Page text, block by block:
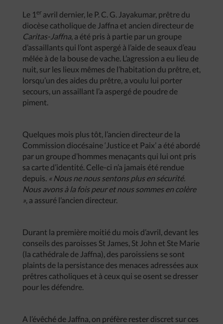
Le 1 er avril dernier, le P. C. G. Jayakumar, prêtre du
diocèse catholique de Jaffna et ancien directeur de
Caritas-Jaffna, a été pris à partie par un groupe
d’assaillants qui l’ont aspergé à l’aide de seaux d’eau
mêlée à de la bouse de vache. L’agression a eu lieu de
nuit, sur les lieux mêmes de l’habitation du prêtre, et,
lorsqu’un des aides du prêtre, a voulu lui porter
secours, un assaillant l’a aspergé de poudre de
piment.
Quelques mois plus tôt, l’ancien directeur de la
Commission diocésaine ‘Justice et Paix’ a été abordé
par un groupe d’hommes menaçants qui lui ont pris
sa carte d’identité. Celle-ci n’a jamais été rendue
depuis. « Nous ne nous sentons plus en sécurité.
Nous avons à la fois peur et nous sommes en colère
», a assuré l’ancien directeur.
Durant la première moitié du mois d’avril, devant les
conseils des paroisses St James, St John et Ste Marie
(la cathédrale de Jaffna), des paroissiens se sont
plaints de la persistance des menaces adressées aux
prêtres catholiques et à ceux qui se osent se dresser
pour les défendre.
A l’évêché de Jaffna, on préfère rester discret sur ces